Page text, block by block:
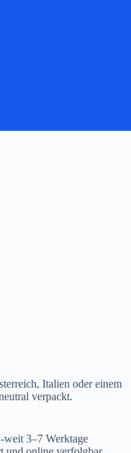
Italien oder einem
verpackt.
weit 3–7 Werktage